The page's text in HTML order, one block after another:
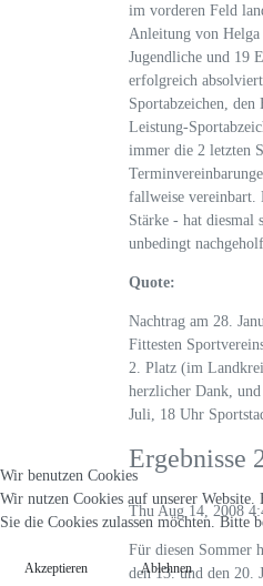
im vorderen Feld
Anleitung von Helga
Jugendliche und 19
erfolgreich
Sportabzeichen, den
Leistung-
immer die 2 letzten
fallweise vereinbart.
Stärke - hat diesmal
unbedingt
Quote:
Nachtrag am 28.
Fittesten
2. Platz (im
herzlicher Dank,
Juli, 18 Uhr
Ergebnisse
Thu Aug 14, 2008
Für diesen Sommer
den 13. und den 20.
Wir benutzen Cookies
Wir nutzen Cookies auf unserer
Sie die Cookies zulassen möchten. Bitte
Akzeptieren Ablehnen